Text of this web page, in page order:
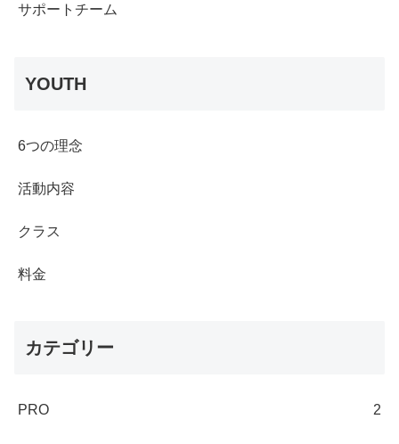
サポートチーム
YOUTH
6つの理念
活動内容
クラス
料金
カテゴリー
PRO 2